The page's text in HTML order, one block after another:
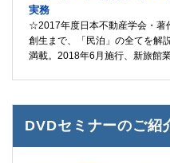
実務
☆2017年度日本不動産学会・
創生まで、「民泊」の全てを解
満載。2018年6月施行、新旅館
DVDセミナーのご紹